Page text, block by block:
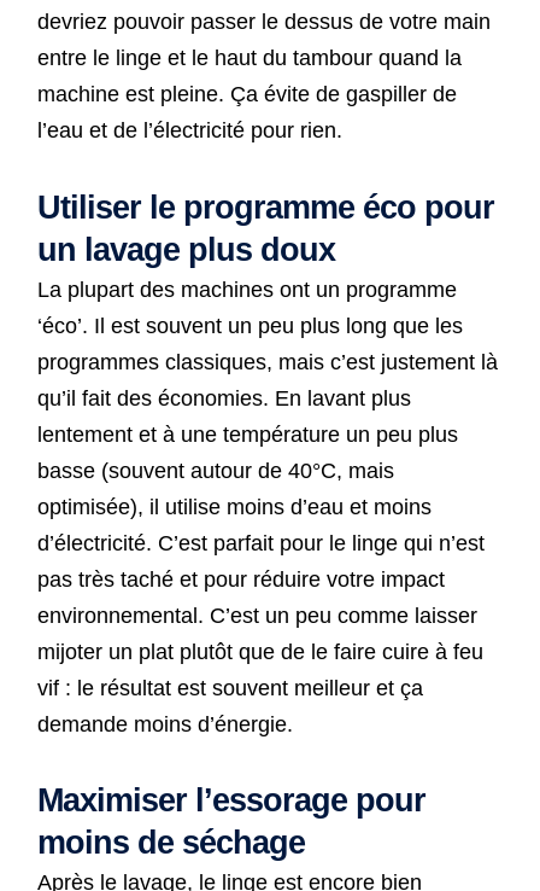
devriez pouvoir passer le dessus de votre main
entre le linge et le haut du tambour quand la
machine est pleine. Ça évite de gaspiller de
l’eau et de l’électricité pour rien.
Utiliser le programme éco pour
un lavage plus doux
La plupart des machines ont un programme
‘éco’. Il est souvent un peu plus long que les
programmes classiques, mais c’est justement là
qu’il fait des économies. En lavant plus
lentement et à une température un peu plus
basse (souvent autour de 40°C, mais
optimisée), il utilise moins d’eau et moins
d’électricité. C’est parfait pour le linge qui n’est
pas très taché et pour réduire votre impact
environnemental. C’est un peu comme laisser
mijoter un plat plutôt que de le faire cuire à feu
vif : le résultat est souvent meilleur et ça
demande moins d’énergie.
Maximiser l’essorage pour
moins de séchage
Après le lavage, le linge est encore bien